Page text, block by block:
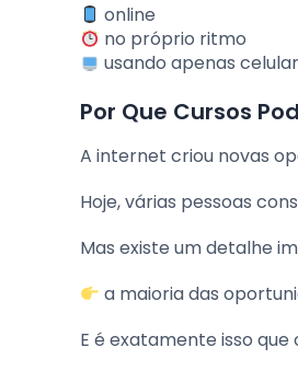
online
no próprio ritmo
usando apenas
Por Que Cursos
A internet criou novas
Hoje, várias pessoas
Mas existe um detalhe
a maioria das
E é exatamente isso